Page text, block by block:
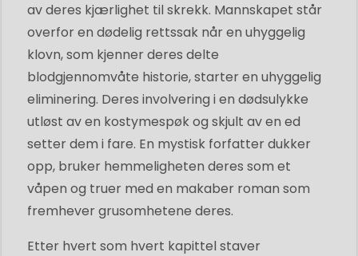
av deres kjærlighet til skrekk. Mannskapet står
overfor en dødelig rettssak når en uhyggelig
klovn, som kjenner deres delte
blodgjennomvåte historie, starter en uhyggelig
eliminering. Deres involvering i en dødsulykke
utløst av en kostymespøk og skjult av en ed
setter dem i fare. En mystisk forfatter dukker
opp, bruker hemmeligheten deres som et
våpen og truer med en makaber roman som
fremhever grusomhetene deres.
Etter hvert som hvert kapittel staver